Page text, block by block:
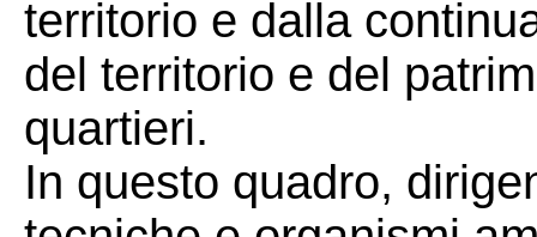
territorio e dalla
del territorio e del
quartieri.
In questo quadro,